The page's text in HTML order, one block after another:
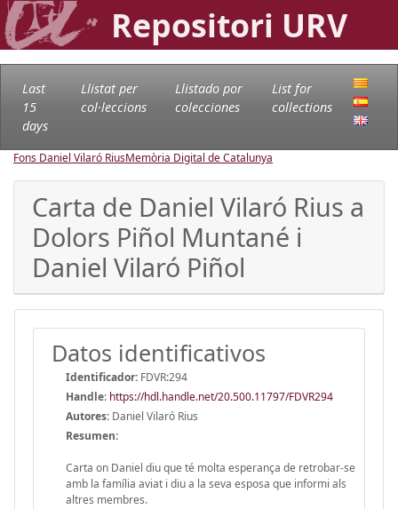
Repositori URV
Last
15
days
Llistat per
col·leccions
Llistado por
colecciones
List for
collections
Fons Daniel Vilaró RiusMemòria Digital de Catalunya
Carta de Daniel Vilaró Rius a
Dolors Piñol Muntané i
Daniel Vilaró Piñol
Datos identificativos
Identificador: FDVR:294
Handle: https://hdl.handle.net/20.500.11797/FDVR294
Autores: Daniel Vilaró Rius
Resumen:
Carta on Daniel diu que té molta esperança de retrobar-se
amb la família aviat i diu a la seva esposa que informi als
altres membres.